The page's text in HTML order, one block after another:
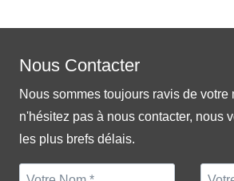
Nous Contacter
Nous sommes toujours ravis de votre
n'hésitez pas à nous contacter, nous
les plus brefs délais.